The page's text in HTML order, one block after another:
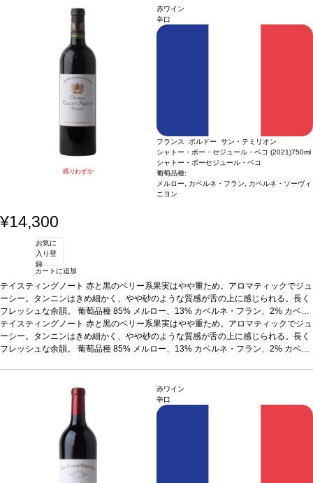
ヴィの持つ南向き斜面のおかげだろう。
葡萄品種
フラン、18% カベルネ・ソーヴィニヨン
残りわずか
赤ワイン
辛口
フランス ボルドー サン・テミリオン
シャトー・ボー・セジュール・ベコ (2021)750ml
シャトー・ボーセジュール・ベコ
葡萄品種:
メルロー, カベルネ・フラン, カベルネ・ソーヴィ
ニヨン
¥14,300
お気に
入り登
録
カートに追加
テイスティングノート 赤と黒のベリー系果実はやや重ため。アロマティックでジュ
ーシー。タンニンはきめ細かく、やや砂のような質感が舌の上に感じられる。長く
フレッシュな余韻。 葡萄品種 85% メルロー、13% カベルネ・フラン、2% カベル
ネ・ソーヴィニヨン
テイスティングノート 赤と黒のベリー系果実はやや重ため。アロマティックでジュ
ーシー。タンニンはきめ細かく、やや砂のような質感が舌の上に感じられる。長く
フレッシュな余韻。 葡萄品種 85% メルロー、13% カベルネ・フラン、2% カベル
赤ワイン
辛口